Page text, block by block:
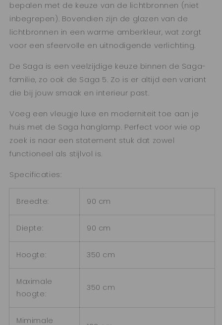
bepalen met de keuze van de lichtbronnen (niet
inbegrepen). Bovendien zijn de glazen van de
lichtbronnen in een warme amberkleur, wat zorgt
voor een sfeervolle en uitnodigende verlichting.
De Saga is een veelzijdige keuze binnen de Saga-
familie, zo ook de Saga 5. Zo is er altijd een variant
die bij jouw smaak en interieur past.
Voeg een vleugje luxe en moderniteit toe aan je
huis met de Saga hanglamp. Perfect voor wie op
zoek is naar een statement stuk dat zowel
functioneel als stijlvol is.
Specificaties:
Breedte: 90 cm
Diepte: 90 cm
Hoogte: 350 cm
Maximale
hoogte:
350 cm
Mimimale